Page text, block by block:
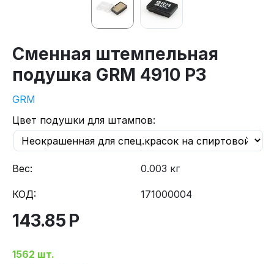
Сменная штемпельная
подушка GRM 4910 P3
GRM
Цвет подушки для штампов:
Вес: 0.003 кг
КОД: 171000004
143.85 Р
1562 шт.